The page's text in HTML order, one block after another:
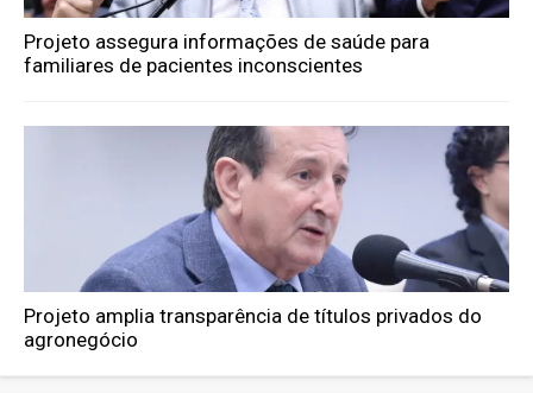
Projeto assegura informações de saúde para
familiares de pacientes inconscientes
Projeto amplia transparência de títulos privados do
agronegócio